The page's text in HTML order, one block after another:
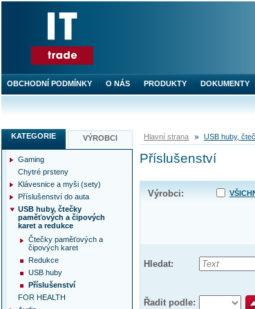
Hlavní strana USB huby,
Příslušenství
Výrobci:
Hledat:
Řadit podle:
KATEGORIE VÝROBCI
Gaming
Chytré prsteny
Klávesnice a myši (sety)
Příslušenství do auta
USB huby, čtečky
paměťových a čipových
karet a redukce
Čtečky paměťových a
čipových karet
Redukce
USB huby
Příslušenství
FOR HEALTH
OBCHODNÍ PODMÍNKY O NÁS PRODUKTY DOKUMENTY